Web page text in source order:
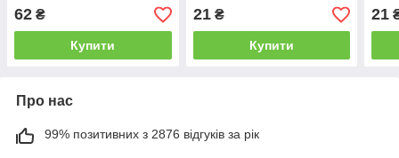
62 ₴
Купити
21₴
Купити
21
Про нас
99% позитивних з 2876 відгуків за рік